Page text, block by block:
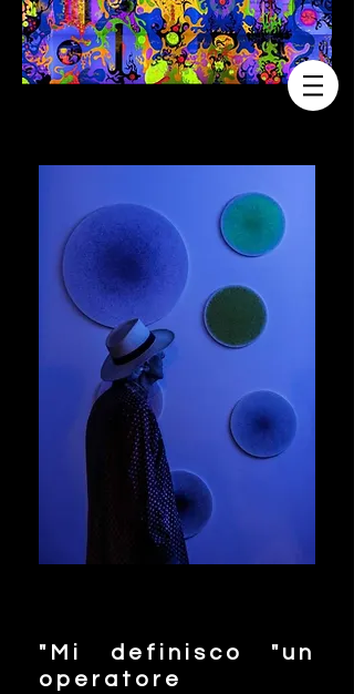
"Mi definisco "un
operatore